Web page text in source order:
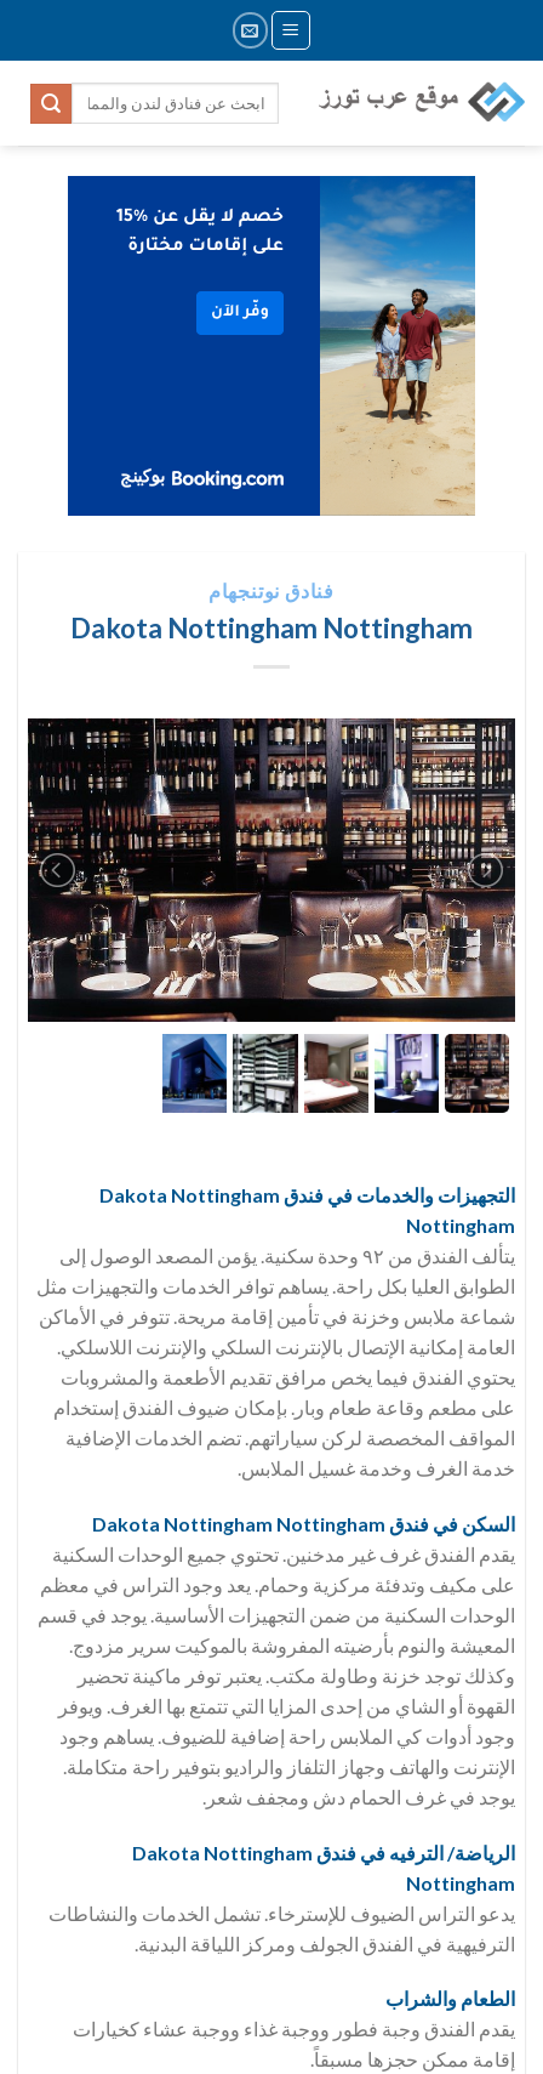
content
فنادق نوتنجهام
Dakota Nottingham Nottingham
التجهيزات والخدمات في فندق Dakota Nottingham
Nottingham
يتألف الفندق من ٩٢ وحدة سكنية. يؤمن المصعد الوصول إلى
الطوابق العليا بكل راحة. يساهم توافر الخدمات والتجهيزات مثل
شماعة ملابس وخزنة في تأمين إقامة مريحة. تتوفر في الأماكن
العامة إمكانية الإتصال بالإنترنت السلكي والإنترنت اللاسلكي.
يحتوي الفندق فيما يخص مرافق تقديم الأطعمة والمشروبات
على مطعم وقاعة طعام وبار. بإمكان ضيوف الفندق إستخدام
المواقف المخصصة لركن سياراتهم. تضم الخدمات الإضافية
خدمة الغرف وخدمة غسيل الملابس.
السكن في فندق Dakota Nottingham Nottingham
يقدم الفندق غرف غير مدخنين. تحتوي جميع الوحدات السكنية
على مكيف وتدفئة مركزية وحمام. يعد وجود التراس في معظم
الوحدات السكنية من ضمن التجهيزات الأساسية. يوجد في قسم
المعيشة والنوم بأرضيته المفروشة بالموكيت سرير مزدوج.
وكذلك توجد خزنة وطاولة مكتب. يعتبر توفر ماكينة تحضير
القهوة أو الشاي من إحدى المزايا التي تتمتع بها الغرف. ويوفر
وجود أدوات كي الملابس راحة إضافية للضيوف. يساهم وجود
الإنترنت والهاتف وجهاز التلفاز والراديو بتوفير راحة متكاملة.
يوجد في غرف الحمام دش ومجفف شعر.
الرياضة/ الترفيه في فندق Dakota Nottingham
Nottingham
يدعو التراس الضيوف للإسترخاء. تشمل الخدمات والنشاطات
الترفيهية في الفندق الجولف ومركز اللياقة البدنية.
الطعام والشراب
يقدم الفندق وجبة فطور ووجبة غذاء ووجبة عشاء كخيارات
إقامة ممكن حجزها مسبقاً.